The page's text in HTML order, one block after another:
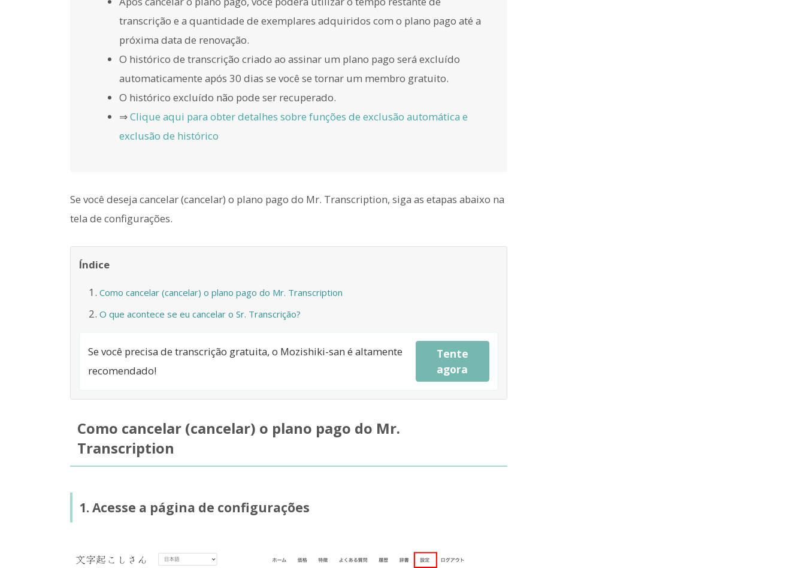
transcrição e a quantidade de exemplares adquiridos com o plano pago até a
próxima data de renovação.
O histórico de transcrição criado ao assinar um plano pago será excluído
automaticamente após 30 dias se você se tornar um membro gratuito.
O histórico excluído não pode ser recuperado.
⇒Clique aqui para obter detalhes sobre funções de exclusão automática e
exclusão de histórico
Se você deseja cancelar (cancelar) o plano pago do Mr. Transcription, siga as etapas abaixo na
tela de configurações.
Índice
Como cancelar (cancelar) o plano pago do Mr. Transcription
O que acontece se eu cancelar o Sr. Transcrição?
Se você precisa de transcrição gratuita, o Mozishiki-san é altamente
recomendado!
Tente
agora
Como cancelar (cancelar) o plano pago do Mr.
Transcription
1. Acesse a página de configurações